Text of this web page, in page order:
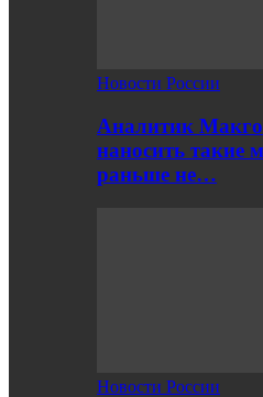
Новости России
Аналитик
наносить такие
раньше не…
Новости России